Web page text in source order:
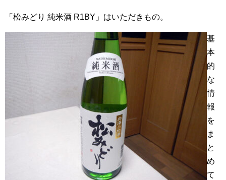
「松みどり 純米酒 R1BY」はいただきもの。
基
本
的
な
情
報
を
ま
と
め
て